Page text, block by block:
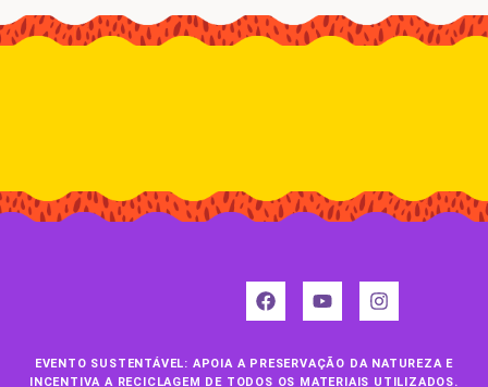
EVENTO SUSTENTÁVEL: APOIA A PRESERVAÇÃO DA NATUREZA E
INCENTIVA A RECICLAGEM DE TODOS OS MATERIAIS UTILIZADOS.